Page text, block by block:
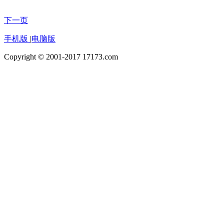
下一页
手机版 |电脑版
Copyright © 2001-2017 17173.com